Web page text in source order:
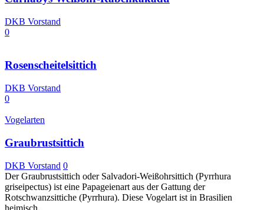
DKB Vorstand
0
Rosenscheitelsittich
DKB Vorstand
0
Vogelarten
Graubrustsittich
DKB Vorstand 0
Der Graubrustsittich oder Salvadori-Weißohrsittich (Pyrrhura
griseipectus) ist eine Papageienart aus der Gattung der
Rotschwanzsittiche (Pyrrhura). Diese Vogelart ist in Brasilien
heimisch.